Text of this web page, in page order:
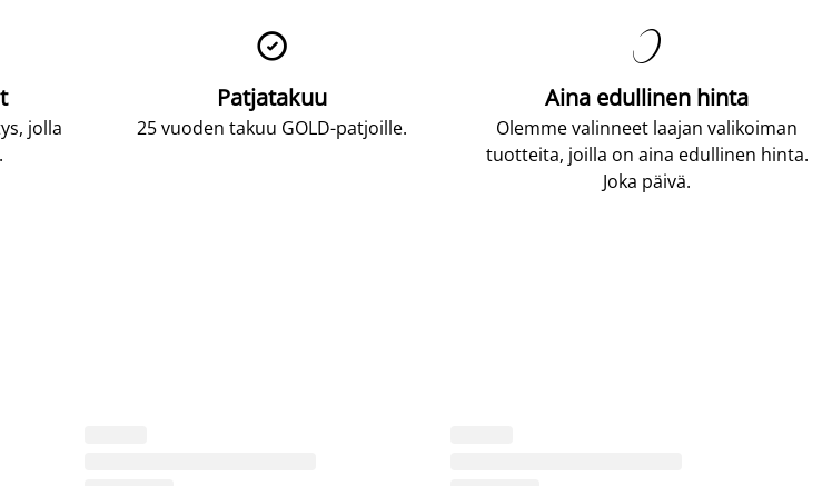
jolla

Patjatakuu
25 vuoden takuu GOLD-patjoille.

Aina edullinen hinta
Olemme valinneet laajan valikoiman
tuotteita, joilla on aina edullinen hinta.
Joka päivä.